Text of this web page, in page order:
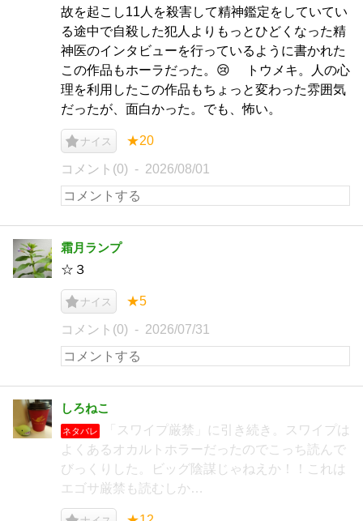
故を起こし11人を殺害して精神鑑定をしていてい
る途中で自殺した犯人よりもっとひどくなった精
神医のインタビューを行っているように書かれた
この作品もホーラだった。😢 トウメキ。人の心
理を利用したこの作品もちょっと変わった雰囲気
だったが、面白かった。でも、怖い。
ナイス ★20
コメント(0) 2026/08/01
霜月ランプ
☆３
ナイス ★5
コメント(0) 2026/07/31
しろねこ
ネタバレ
「スワイプ厳禁」に引き続き。スワイプは
よくあるオカルトホラーだったのでこっち読んで
びっくりした。ビッグ陰謀じゃねえか！！これは
エゴサ厳禁も読むしか…